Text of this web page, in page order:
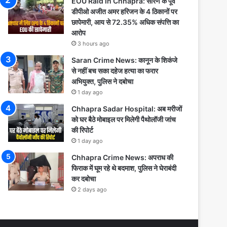
डीपीओ अजीत अमर हरिजन के 4 ठिकानों पर
छापेमारी, आय से 72.35% अधिक संपत्ति का
आरोप
3 hours ago
Saran Crime News: कानून के शिकंजे
से नहीं बच सका दहेज हत्या का फरार
अभियुक्त, पुलिस ने दबोचा
1 day ago
Chhapra Sadar Hospital: अब मरीजों
को घर बैठे मोबाइल पर मिलेगी पैथोलॉजी जांच
की रिपोर्ट
1 day ago
Chhapra Crime News: अपराध की
फिराक में घूम रहे थे बदमाश, पुलिस ने घेराबंदी
कर दबोचा
2 days ago